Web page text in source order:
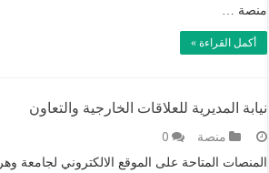
منصة …
أكمل القراءة »
نيابة المديرية للعلاقات الخارجية والتعاون
منصة
0